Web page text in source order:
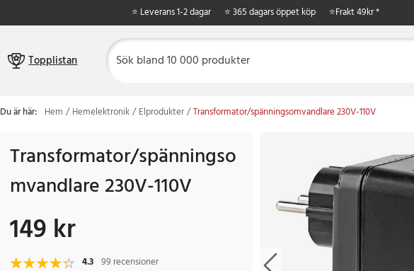
⭐ Leverans 1-2 dagar ⭐ 365 dagars öppet köp ⭐Frakt 49kr *
Topplistan
Du är här: Hem Hemelektronik Elprodukter Transformator/spänningsomvandlare 230V-110V
Transformator/spänningso
mvandlare 230V-110V
Pris: 149 kr
149 kr
4.3 99 recensioner